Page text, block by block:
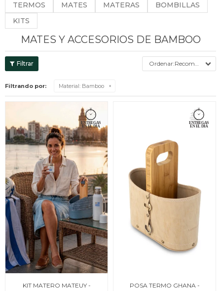
TERMOS MATES MATERAS
BOMBILLAS
KITS
MATES Y ACCESORIOS DE BAMBOO
Recomendados
Filtrando por: Material: Bamboo
KIT MATERO MATEUY -
POSA TERMO GHANA -